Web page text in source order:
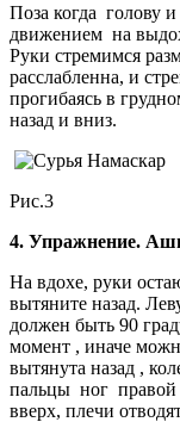
Поза когда голову
движением на
Руки стремимся
расслабленна, и
прогибаясь в
назад и вниз.
Рис.3
4. Упражнение.
На вдохе, руки
вытяните назад.
должен быть 90
момент , иначе
вытянута назад ,
пальцы ног правой
вверх, плечи